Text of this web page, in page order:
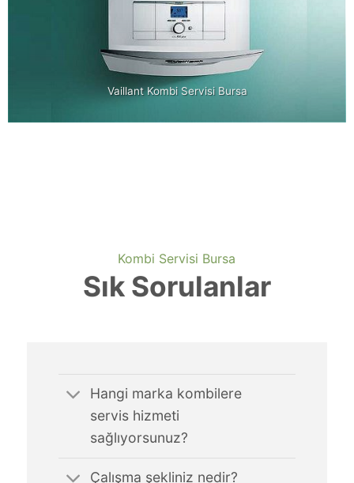
Vaillant Kombi Servisi Bursa
Kombi Servisi Bursa
Sık Sorulanlar
Hangi marka kombilere
servis hizmeti
sağlıyorsunuz?
Çalışma şekliniz nedir?